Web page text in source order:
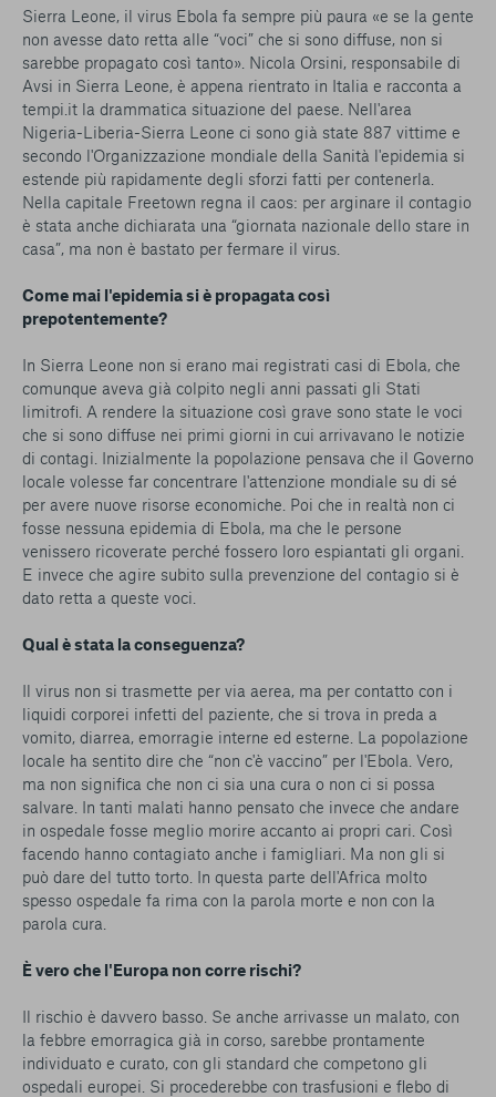
Sierra Leone, il virus Ebola fa sempre più paura «e se la gente
non avesse dato retta alle “voci” che si sono diffuse, non si
sarebbe propagato così tanto». Nicola Orsini, responsabile di
Avsi in Sierra Leone, è appena rientrato in Italia e racconta a
tempi.it la drammatica situazione del paese. Nell'area
Nigeria-Liberia-Sierra Leone ci sono già state 887 vittime e
secondo l'Organizzazione mondiale della Sanità l'epidemia si
estende più rapidamente degli sforzi fatti per contenerla.
Nella capitale Freetown regna il caos: per arginare il contagio
è stata anche dichiarata una “giornata nazionale dello stare in
casa”, ma non è bastato per fermare il virus.
Come mai l'epidemia si è propagata così
prepotentemente?
In Sierra Leone non si erano mai registrati casi di Ebola, che
comunque aveva già colpito negli anni passati gli Stati
limitrofi. A rendere la situazione così grave sono state le voci
che si sono diffuse nei primi giorni in cui arrivavano le notizie
di contagi. Inizialmente la popolazione pensava che il Governo
locale volesse far concentrare l'attenzione mondiale su di sé
per avere nuove risorse economiche. Poi che in realtà non ci
fosse nessuna epidemia di Ebola, ma che le persone
venissero ricoverate perché fossero loro espiantati gli organi.
E invece che agire subito sulla prevenzione del contagio si è
dato retta a queste voci.
Qual è stata la conseguenza?
Il virus non si trasmette per via aerea, ma per contatto con i
liquidi corporei infetti del paziente, che si trova in preda a
vomito, diarrea, emorragie interne ed esterne. La popolazione
locale ha sentito dire che “non c'è vaccino” per l'Ebola. Vero,
ma non significa che non ci sia una cura o non ci si possa
salvare. In tanti malati hanno pensato che invece che andare
in ospedale fosse meglio morire accanto ai propri cari. Così
facendo hanno contagiato anche i famigliari. Ma non gli si
può dare del tutto torto. In questa parte dell'Africa molto
spesso ospedale fa rima con la parola morte e non con la
parola cura.
È vero che l'Europa non corre rischi?
Il rischio è davvero basso. Se anche arrivasse un malato, con
la febbre emorragica già in corso, sarebbe prontamente
individuato e curato, con gli standard che competono gli
ospedali europei. Si procederebbe con trasfusioni e flebo di